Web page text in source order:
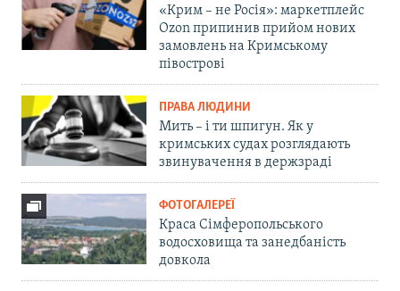
«Крим – не Росія»: маркетплейс
Ozon припинив прийом нових
замовлень на Кримському
півострові
ПРАВА ЛЮДИНИ
Мить – і ти шпигун. Як у
кримських судах розглядають
звинувачення в держзраді
ФОТОГАЛЕРЕЇ
Краса Сімферопольського
водосховища та занедбаність
довкола